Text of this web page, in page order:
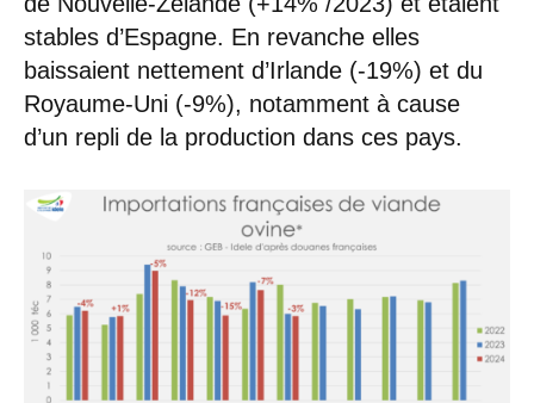
stables d’Espagne. En revanche elles
baissaient nettement d’Irlande (-19%) et du
Royaume-Uni (-9%), notamment à cause
d’un repli de la production dans ces pays.